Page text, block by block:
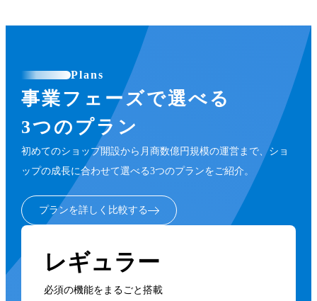
Plans
事業フェーズで選べる
3つのプラン
初めてのショップ開設から月商数億円規模の運営まで、ショ
ップの成長に合わせて選べる3つのプランをご紹介。
プランを詳しく比較する
レギュラー
必須の機能をまるごと搭載